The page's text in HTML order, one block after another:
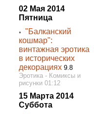
02 Мая 2014
Пятница
◦"Балканский
кошмар":
винтажная эротика
в исторических
декорациях 9.8
Эротика - Комиксы и
рисунки 01:12
15 Марта 2014
Суббота